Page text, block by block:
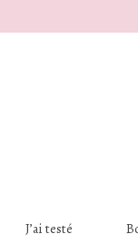
J’ai testé